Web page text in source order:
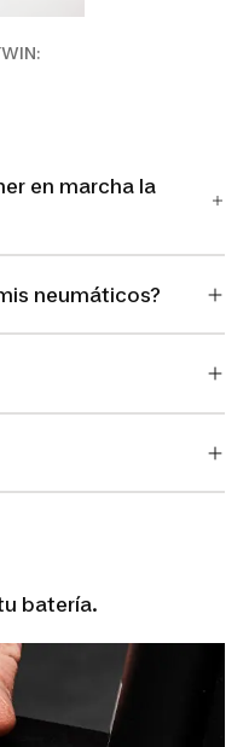
en marcha la
neumáticos?
batería.